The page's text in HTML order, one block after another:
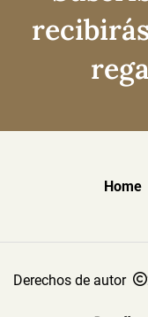
Home
Derechos de autor